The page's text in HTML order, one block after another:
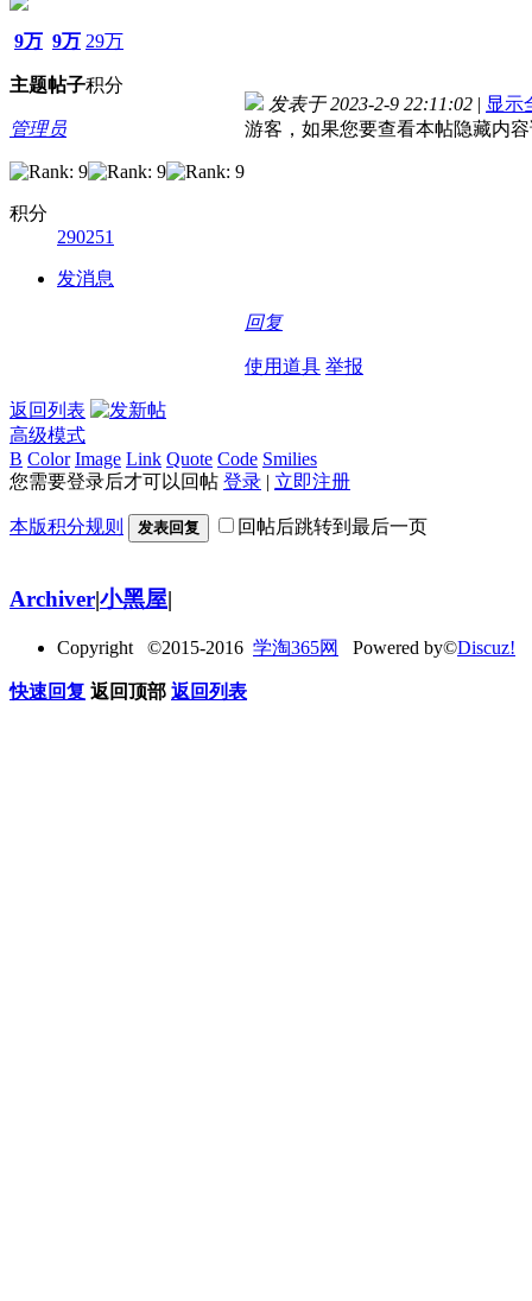
9万
主题
9万
帖子
29万
积分
管理员
积分
290251
发消息
发表于 2023-2-9 22:11:02 | 显示
游客，如果您要查看本帖隐藏内
回复
使用道具 举报
返回列表
高级模式
B Color Image Link Quote Code Smilies
您需要登录后才可以回帖 登录 | 立即注册
本版积分规则 发表回复 回帖后跳转到最后一页
Archiver|小黑屋|
Copyright ©2015-2016 学淘365网 Powered by©Discuz!
快速回复 返回顶部 返回列表